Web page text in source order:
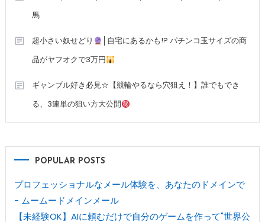
馬
超小さい奴せどり
│自宅にあるかも!? パチンコ玉サイズの商
品がヤフオクで3万円
ギャンブル好き必見☆【競輪やるなら穴狙え！】誰でもでき
る、3連単の狙い方大公開
POPULAR POSTS
プロフェッショナルなメール体験を、あなたのドメインで
- ムームードメインメール
【未経験OK】AIに頼むだけで自分のゲームを作って"世界公